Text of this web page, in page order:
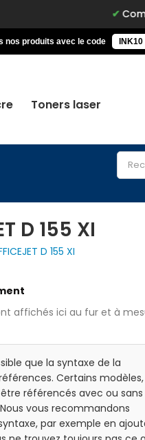
nos produits avec le code INK10
Toners laser
D 155 XI
D 155 XI
affichés ici au fur et à
que la syntaxe de la
Certains modèles,
référencés avec ou sans
vous recommandons
par exemple en